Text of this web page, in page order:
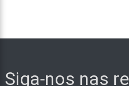
Siga-nos nas